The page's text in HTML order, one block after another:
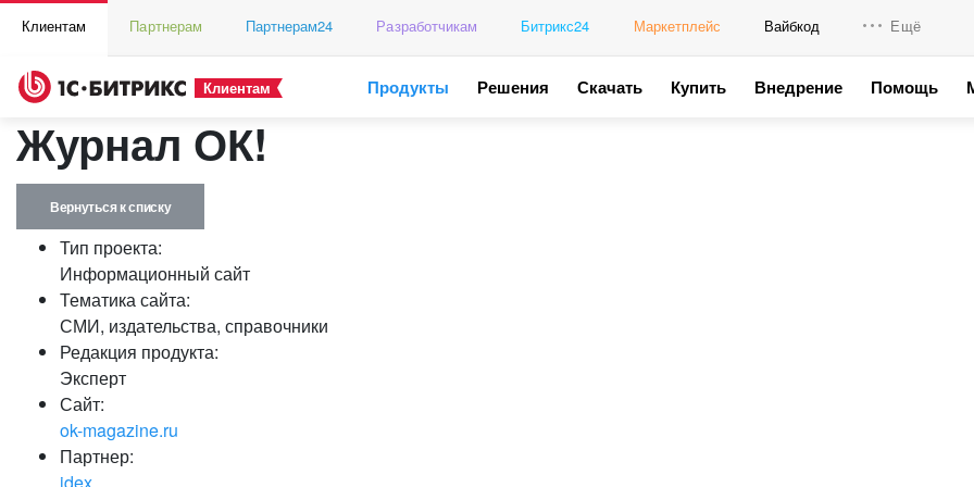
Клиентам Партнерам Партнерам24 Разработчикам Битрикс24 Маркетплейс Вайбкод Ещё
Клиентам Продукты Решения Скачать Купить Внедрение Помощь
Журнал ОК!
Вернуться к списку
Тип проекта:
Информационный сайт
Тематика сайта:
СМИ, издательства, справочники
Редакция продукта:
Эксперт
Сайт:
ok-magazine.ru
Партнер: